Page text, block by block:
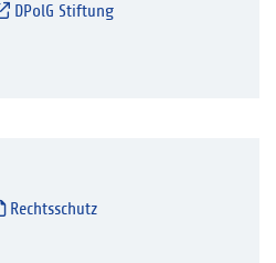
DPolG Stiftung
Rechtsschutz